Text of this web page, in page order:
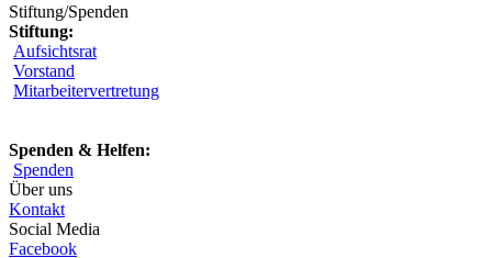
Stiftung/Spenden
Stiftung:
Aufsichtsrat
Vorstand
Mitarbeitervertretung
Spenden & Helfen:
Spenden
Über uns
Kontakt
Social Media
Facebook